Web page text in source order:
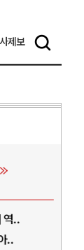
제보
..